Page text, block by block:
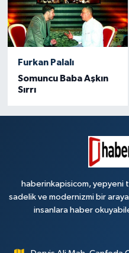
Furkan Palalı
Somuncu Baba Aşkın
Sırrı
haberinkapisicom, yepyeni
sadelik ve modernizmi bir
insanlara haber